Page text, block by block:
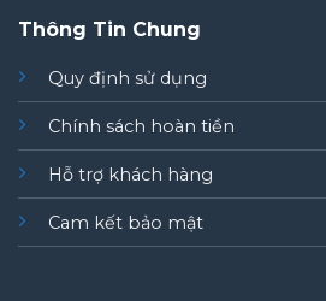
Thông Tin Chung
Quy định sử dụng
Chính sách hoàn tiền
Hỗ trợ khách hàng
Cam kết bảo mật